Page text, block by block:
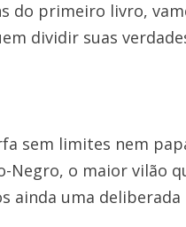
do primeiro livro,
dividir suas
sem limites nem
Negro, o maior vilão
ainda uma deliberada